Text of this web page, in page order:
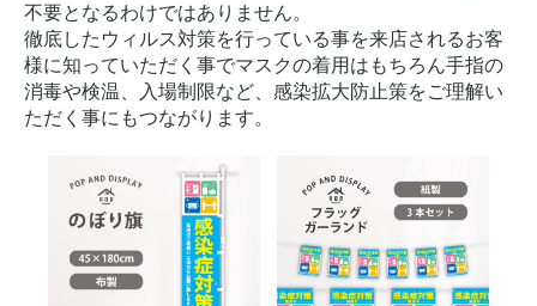
不要となるわけではありません。
徹底したウィルス対策を行っている事を来店されるお客
様に知っていただく事でマスクの着用はもちろん手指の
消毒や検温、入場制限など、感染拡大防止策をご理解い
ただく事にもつながります。